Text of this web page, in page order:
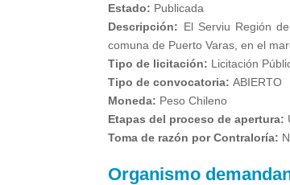
Estado: Publicada
Descripción: El Serviu Región
comuna de Puerto Varas, en el
Tipo de licitación: Licitación
Tipo de convocatoria: ABIERTO
Moneda: Peso Chileno
Etapas del proceso de apertura:
Toma de razón por Contraloría:
Organismo